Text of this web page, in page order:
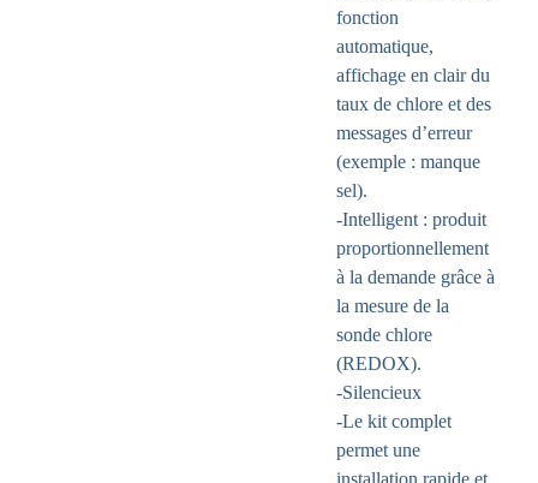
fonction
automatique,
affichage en clair du
taux de chlore et des
messages d’erreur
(exemple : manque
sel).
-Intelligent : produit
proportionnellement
à la demande grâce à
la mesure de la
sonde chlore
(REDOX).
-Silencieux
-Le kit complet
permet une
installation rapide et